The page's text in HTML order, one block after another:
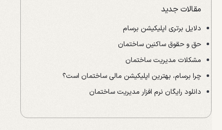
مقالات جدید
دلایل برتری اپلیکیشن برسام
حق و حقوق ساکنین ساختمان
مشکلات مدیریت ساختمان
چرا برسام، بهترین اپلیکیشن مالی ساختمان است؟
دانلود رایگان نرم افزار مدیریت ساختمان